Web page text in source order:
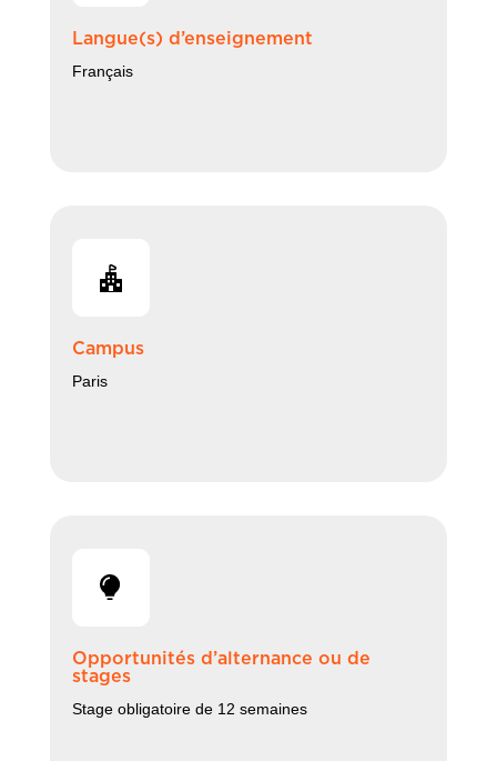
Langue(s) d’enseignement
Français
Campus
Paris
Opportunités d’alternance ou de
stages
Stage obligatoire de 12 semaines